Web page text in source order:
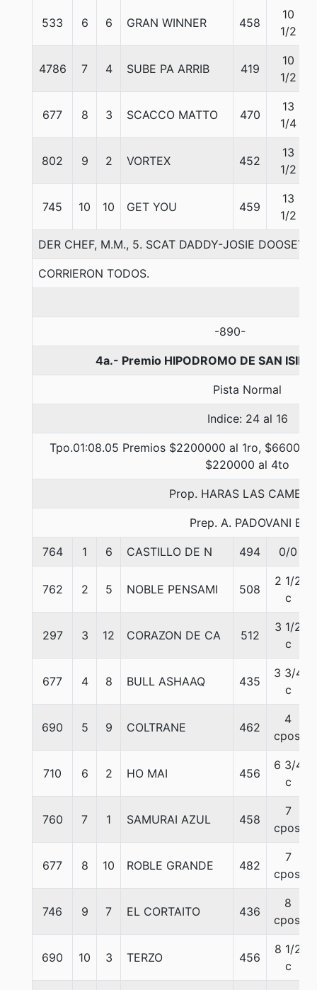
533 6 6 GRAN WINNER 458
10
1/2
4786 7 4 SUBE PA ARRIB 419
10
1/2
677 8 3 SCACCO MATTO 470
13
1/4
802 9 2 VORTEX 452
13
1/2
745 10 10 GET YOU 459
13
1/2
DER CHEF, M.M., 5. SCAT DADDY-JOSIE DOOSEY-
CORRIERON TODOS.
-890-
4a.- Premio HIPODROMO DE SAN
Pista Normal
Indice: 24 al 16
Tpo.01:08.05 Premios $2200000 al 1ro,
$220000 al 4to
Prop. HARAS LAS
Prep. A. PADOVANI E.
764 1 6 CASTILLO DE N 494 0/0
762 2 5 NOBLE PENSAMI 508
2 1/2
c
297 3 12 CORAZON DE CA 512
3 1/2
c
677 4 8 BULL ASHAAQ 435
3 3/4
c
690 5 9 COLTRANE 462
4
cpos.
710 6 2 HO MAI 456
6 3/4
c
760 7 1 SAMURAI AZUL 458
7
cpos.
677 8 10 ROBLE GRANDE 482
7
cpos.
746 9 7 EL CORTAITO 436
8
cpos.
690 10 3 TERZO 456
8 1/2
c